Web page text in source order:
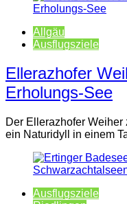
Allgäu
Ausflugsziele
Ellerazhofer
Erholungs-See
Der Ellerazhofer
ein Naturidyll in einem
Ausflugsziele